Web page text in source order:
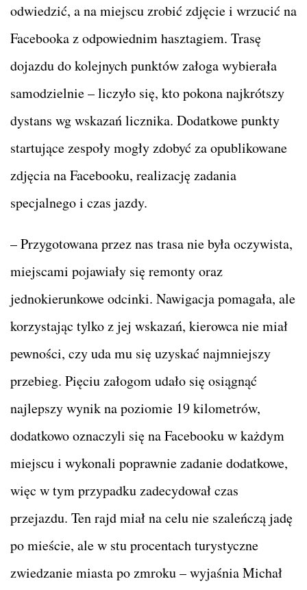
odwiedzić, a na miejscu zrobić zdjęcie i wrzucić na
Facebooka z odpowiednim hasztagiem. Trasę
dojazdu do kolejnych punktów załoga wybierała
samodzielnie – liczyło się, kto pokona najkrótszy
dystans wg wskazań licznika. Dodatkowe punkty
startujące zespoły mogły zdobyć za opublikowane
zdjęcia na Facebooku, realizację zadania
specjalnego i czas jazdy.
– Przygotowana przez nas trasa nie była oczywista,
miejscami pojawiały się remonty oraz
jednokierunkowe odcinki. Nawigacja pomagała, ale
korzystając tylko z jej wskazań, kierowca nie miał
pewności, czy uda mu się uzyskać najmniejszy
przebieg. Pięciu załogom udało się osiągnąć
najlepszy wynik na poziomie 19 kilometrów,
dodatkowo oznaczyli się na Facebooku w każdym
miejscu i wykonali poprawnie zadanie dodatkowe,
więc w tym przypadku zadecydował czas
przejazdu. Ten rajd miał na celu nie szaleńczą jadę
po mieście, ale w stu procentach turystyczne
zwiedzanie miasta po zmroku – wyjaśnia Michał